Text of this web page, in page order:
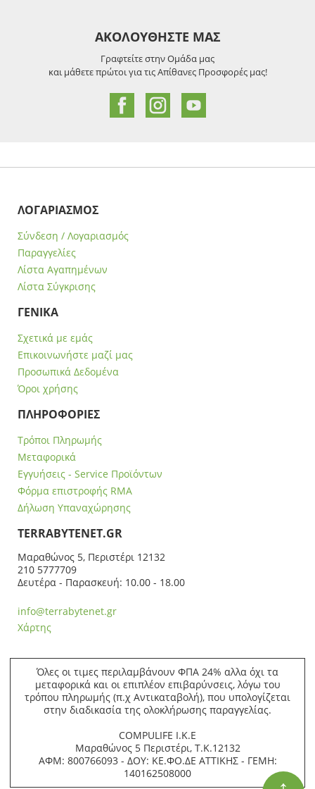
ΑΚΟΛΟΥΘΗΣΤΕ ΜΑΣ
Γραφτείτε στην Ομάδα μας
και μάθετε πρώτοι για τις Απίθανες Προσφορές μας!
ΛΟΓΑΡΙΑΣΜΟΣ
Σύνδεση / Λογαριασμός
Παραγγελίες
Λίστα Αγαπημένων
Λίστα Σύγκρισης
ΓΕΝΙΚΑ
Σχετικά με εμάς
Επικοινωνήστε μαζί μας
Προσωπικά Δεδομένα
Όροι χρήσης
ΠΛΗΡΟΦΟΡΙΕΣ
Τρόποι Πληρωμής
Μεταφορικά
Εγγυήσεις - Service Προϊόντων
Φόρμα επιστροφής RMA
Δήλωση Υπαναχώρησης
ΤERRABYTENET.GR
Μαραθώνος 5, Περιστέρι 12132
210 5777709
Δευτέρα - Παρασκευή: 10.00 - 18.00
info@terrabytenet.gr
Χάρτης
Όλες οι τιμες περιλαμβάνουν ΦΠΑ 24% αλλα όχι τα
μεταφορικά και οι επιπλέον επιβαρύνσεις, λόγω του
τρόπου πληρωμής (π.χ Αντικαταβολή), που υπολογίζεται
στην διαδικασία της ολοκλήρωσης παραγγελίας.
COMPULIFE Ι.Κ.Ε
Μαραθώνος 5 Περιστέρι, Τ.Κ.12132
ΑΦΜ: 800766093 - ΔΟΥ: ΚΕ.ΦΟ.ΔΕ ΑΤΤΙΚΗΣ - ΓΕΜΗ:
140162508000